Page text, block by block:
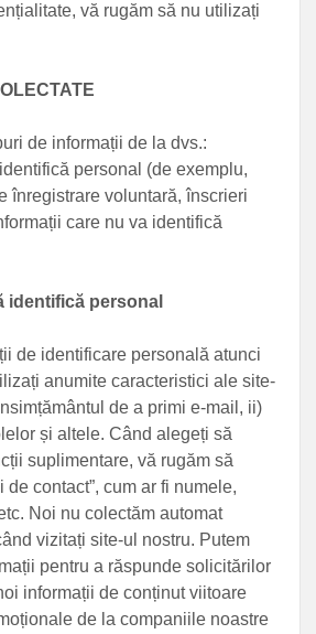
vă rugăm să nu utilizați
de informații de la dvs.:
personal (de exemplu,
înregistrare voluntară, înscrieri
care nu va identifică
identifică personal
de identificare personală atunci
anumite caracteristici ale site-
de a primi e-mail, ii)
și altele. Când alegeți să
suplimentare, vă rugăm să
de contact”, cum ar fi numele,
Noi nu colectăm automat
vizitați site-ul nostru. Putem
pentru a răspunde solicitărilor
informații de conținut viitoare
de la companiile noastre